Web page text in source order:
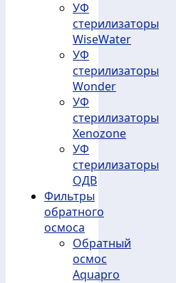
УФ
стерилизаторы
WiseWater
УФ
стерилизаторы
Wonder
УФ
стерилизаторы
Xenozone
УФ
стерилизаторы
ОДВ
Фильтры
обратного
осмоса
Обратный
осмос
Aquapro